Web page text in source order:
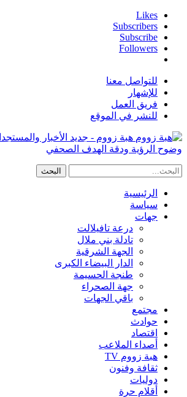
Likes
Subscribers
Subscribe
Followers
للتواصل معنا
للإشهار
فريق العمل
للنشر في الموقع
هبة زووم - جديد الأخبار
وضوح الرؤية ودقة الهدف الصحفي
الرئيسية
سياسة
جهات
درعة تافيلالت
تادلة بني ملال
الجهة الشرقية
الدار البيضاء الكبرى
طنجة الحسيمة
جهة الصحراء
باقي الجهات
مجتمع
حوادث
اقتصاد
أصداء الملاعب
هبة زووم TV
ثقافة وفنون
دوليات
أقلام حرة